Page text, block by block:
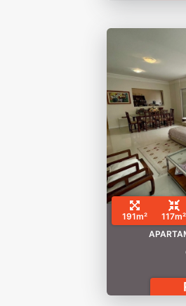
191m² 117m²